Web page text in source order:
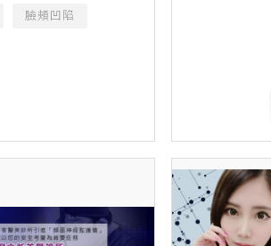
臉頰凹陷